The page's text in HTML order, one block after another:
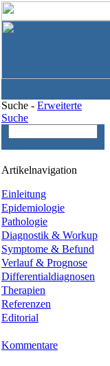
Suche - Erweiterte
Suche
Artikelnavigation
Einleitung
Epidemiologie
Pathologie
Diagnostik & Workup
Symptome & Befund
Verlauf & Prognose
Differentialdiagnosen
Therapien
Referenzen
Editorial
Kommentare